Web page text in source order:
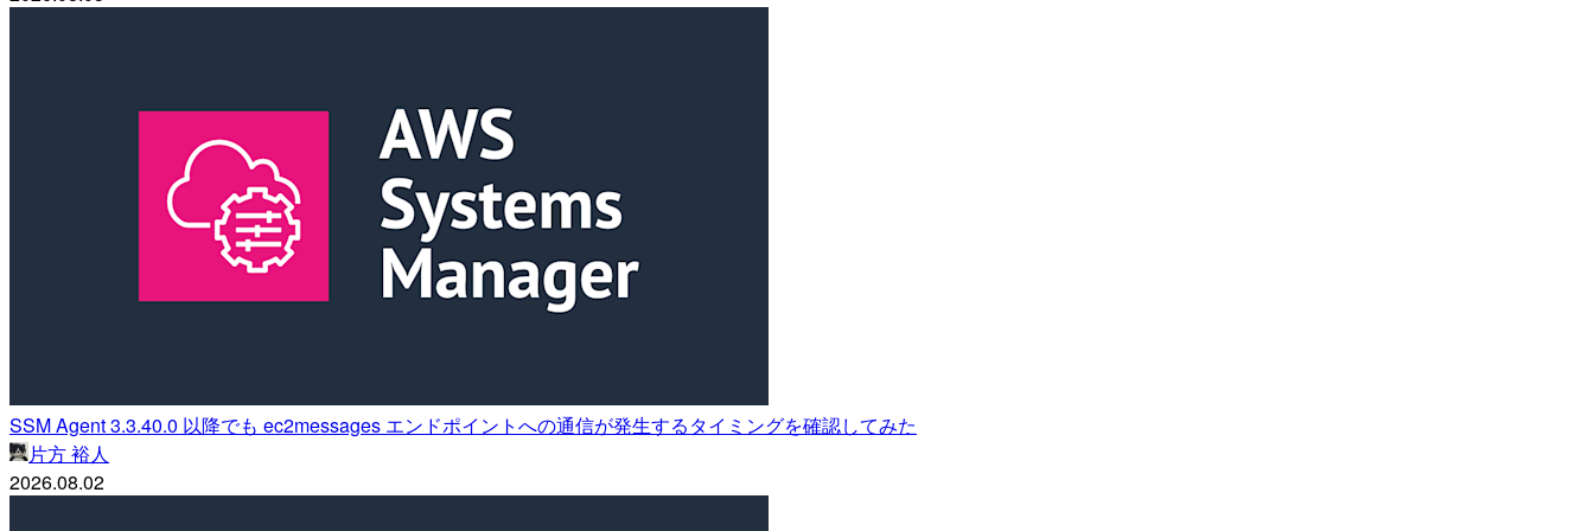
SSM Agent 3.3.40.0 以降でも ec2messages エンドポイントへの通信が発生するタイミングを確認してみた
片方 裕人
2026.08.02